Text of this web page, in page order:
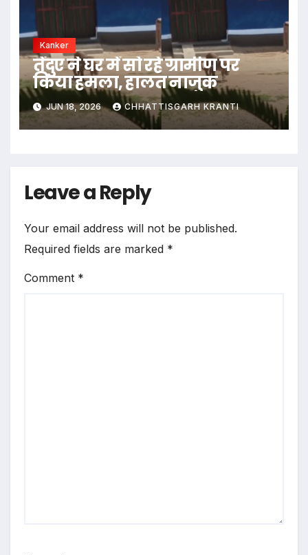
Kanker
तेंदुए ने घर में सो रहे ग्रामीण पर
किया हमला, हालत नाजुक
JUN 18, 2026 CHHATTISGARH KRANTI
Leave a Reply
Your email address will not be published.
Required fields are marked *
Comment *